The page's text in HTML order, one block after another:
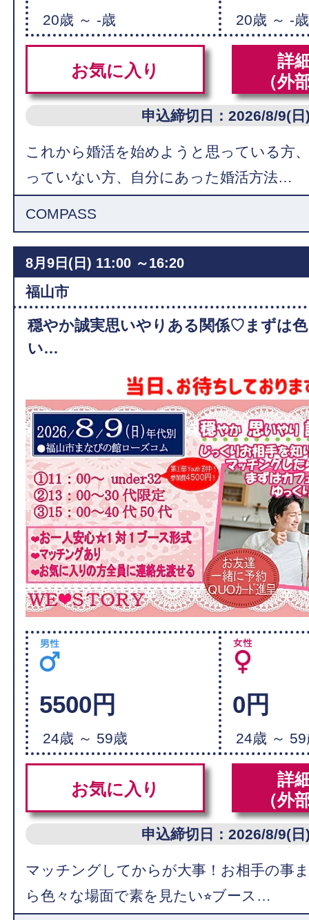
20歳 ～ -歳 20歳 ～ -歳
お気に入り
詳
（外
申込締切日：2026/8/9(日
これから婚活を始めようと思っている方
っていない方、自分にあった婚活方法…
COMPASS
8月9日(日) 11:00 ～16:20
福山市
穏やか誠実思いやりある関係♡まずは
い…
5500円
24歳 ～ 59歳
0円
24歳 ～
お気に入り
詳
（外
申込締切日：2026/8/9(日
マッチングしてからが大事！お相手の事
ら色々な場面で素を見たい⭐︎ブース…